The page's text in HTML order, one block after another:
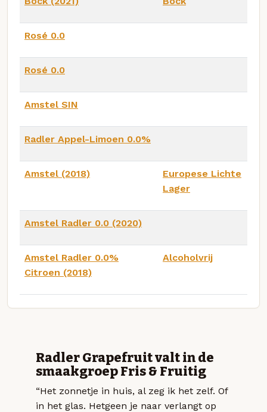
Rosé 0.0
Rosé 0.0
Amstel SIN
Radler Appel-Limoen 0.0%
Amstel (2018)
Europese Lichte
Lager
Amstel Radler 0.0 (2020)
Amstel Radler 0.0%
Citroen (2018)
Alcoholvrij
Radler Grapefruit valt in de
smaakgroep Fris & Fruitig
“Het zonnetje in huis, al zeg ik het zelf. Of
in het glas. Hetgeen je naar verlangt op